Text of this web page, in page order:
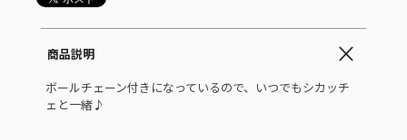
商品説明
ボールチェーン付きになっているので、いつでもシカッチ
ェと一緒♪